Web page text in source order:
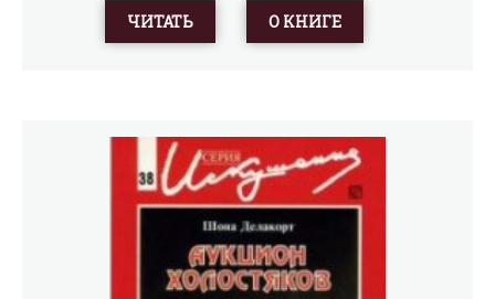
над своей жизнью.
ЧИТАТЬ О КНИГЕ